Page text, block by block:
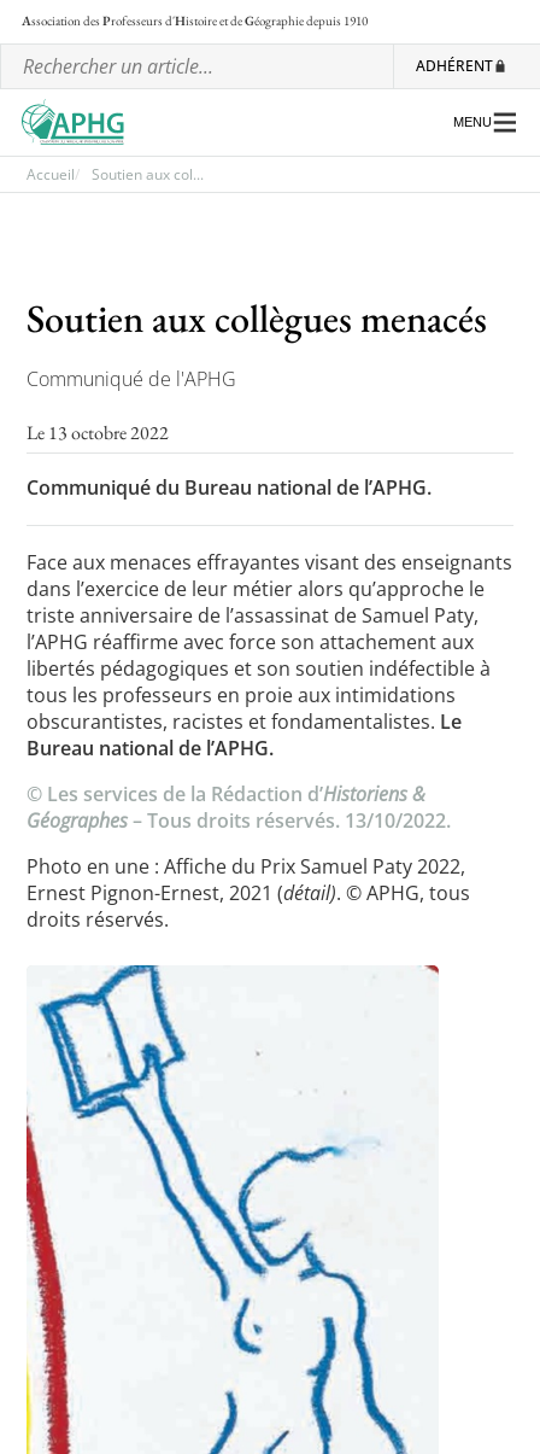
Association desProfesseurs d'Histoire et deGéographiedepuis 1910
ADHÉRENT
Les ateliers nationaux
Communiqués et motions
Lettre d’information de l’APHG
L’APHG dans la presse
Toutes les actualités
Les rendez-vous de l’APHG
Concours de recrutement
Conférences, tables rondes
Critique d’ouvrages publiés
MENU
Accueil Soutien aux col...
Soutien aux collègues menacés
Communiqué de l'APHG
Le 13 octobre 2022
Communiqué du Bureau national de l’APHG.
Face aux menaces effrayantes visant des enseignants
dans l’exercice de leur métier alors qu’approche le
triste anniversaire de l’assassinat de Samuel Paty,
l’APHG réaffirme avec force son attachement aux
libertés pédagogiques et son soutien indéfectible à
tous les professeurs en proie aux intimidations
obscurantistes, racistes et fondamentalistes. Le
Bureau national de l’APHG.
© Les services de la Rédaction d’Historiens &
Géographes– Tous droits réservés. 13/10/2022.
Photo en une : Affiche du Prix Samuel Paty 2022,
Ernest Pignon-Ernest, 2021 (détail). © APHG, tous
droits réservés.